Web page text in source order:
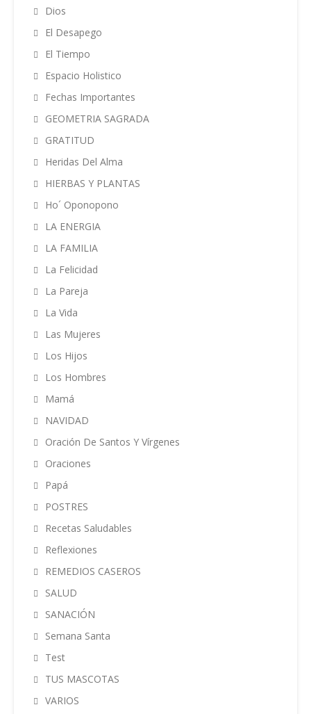
Dios
El Desapego
El Tiempo
Espacio Holistico
Fechas Importantes
GEOMETRIA SAGRADA
GRATITUD
Heridas Del Alma
HIERBAS Y PLANTAS
Ho´ Oponopono
LA ENERGIA
LA FAMILIA
La Felicidad
La Pareja
La Vida
Las Mujeres
Los Hijos
Los Hombres
Mamá
NAVIDAD
Oración De Santos Y Vírgenes
Oraciones
Papá
POSTRES
Recetas Saludables
Reflexiones
REMEDIOS CASEROS
SALUD
SANACIÓN
Semana Santa
Test
TUS MASCOTAS
VARIOS